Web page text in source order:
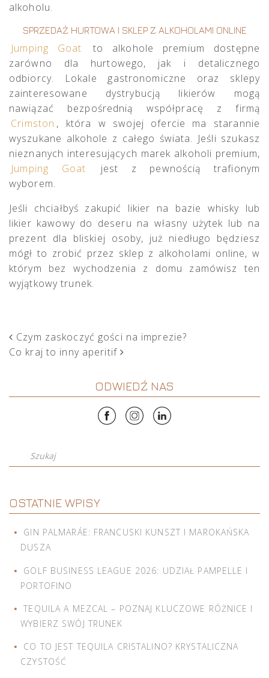
alkoholu.
SPRZEDAŻ HURTOWA I SKLEP Z ALKOHOLAMI ONLINE
Jumping Goat
to alkohole premium dostępne
zarówno dla hurtowego, jak i detalicznego
odbiorcy. Lokale gastronomiczne oraz sklepy
zainteresowane dystrybucją likierów mogą
nawiązać bezpośrednią współpracę z firmą
Crimston , która w swojej ofercie ma starannie
wyszukane alkohole z całego świata. Jeśli szukasz
nieznanych interesujących marek alkoholi premium,
Jumping Goat
jest z pewnością trafionym
wyborem.
Jeśli chciałbyś zakupić likier na bazie whisky lub
likier kawowy do deseru na własny użytek lub na
prezent dla bliskiej osoby, już niedługo będziesz
mógł to zrobić przez sklep z alkoholami online, w
którym bez wychodzenia z domu zamówisz ten
wyjątkowy trunek.
POST NAVIGATION
Czym zaskoczyć gości na imprezie?
Co kraj to inny aperitif
ODWIEDŹ NAS
Szukaj
OSTATNIE WPISY
GIN PALMARÁE: FRANCUSKI KUNSZT I MAROKAŃSKA
DUSZA
GOLF BUSINESS LEAGUE 2026: UDZIAŁ PAMPELLE I
PORTOFINO
TEQUILA A MEZCAL – POZNAJ KLUCZOWE RÓŻNICE I
WYBIERZ SWÓJ TRUNEK
CO TO JEST TEQUILA CRISTALINO? KRYSTALICZNA
CZYSTOŚĆ